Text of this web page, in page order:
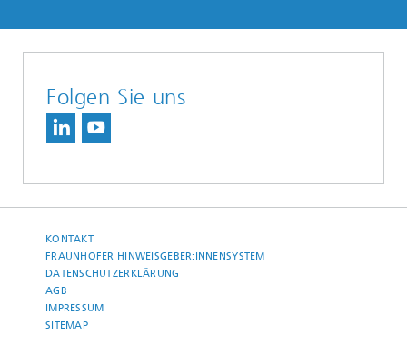
Folgen Sie uns
KONTAKT
FRAUNHOFER HINWEISGEBER:INNENSYSTEM
DATENSCHUTZERKLÄRUNG
AGB
IMPRESSUM
SITEMAP